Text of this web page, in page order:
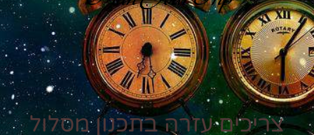
צריכים עזרה בתכנון מסלול